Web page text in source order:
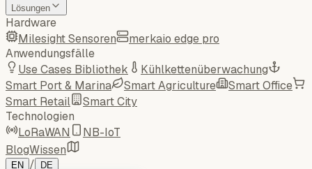
Lösungen
Hardware
Milesight Sensoren
merkaio edge pro
Anwendungsfälle
Use Cases Bibliothek
Kühlkettenüberwachung
Smart Port & Marina
Smart Agriculture
Smart Office
Smart Retail
Smart City
Technologien
LoRaWAN
NB-IoT
BlogWissen
EN / DE